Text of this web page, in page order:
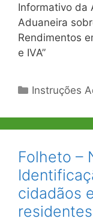
Informativo da
Aduaneira
Rendimentos
e IVA”
Categorias
Instruções
Folheto –
cidadãos